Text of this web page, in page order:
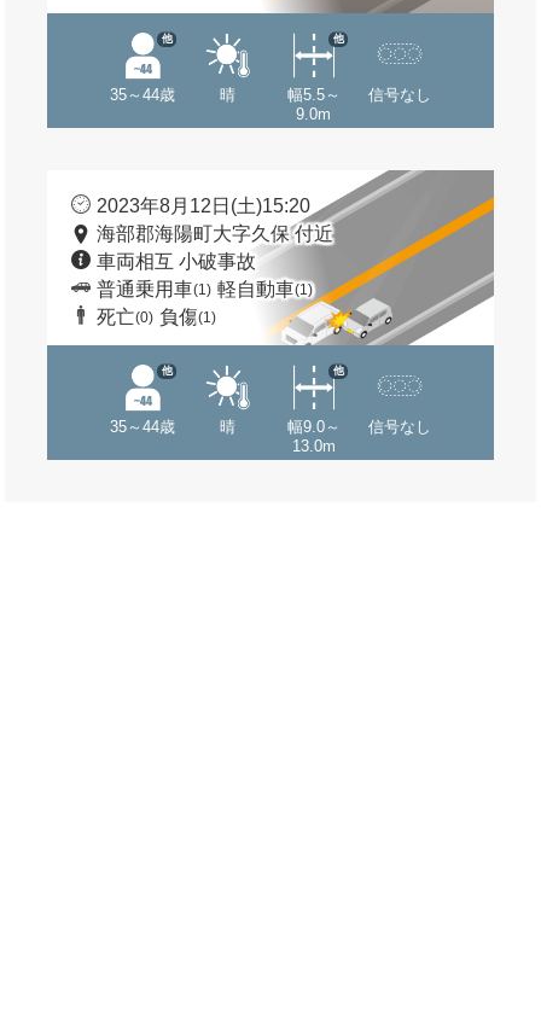
35～44歳
他
晴
幅5.5～
9.0m
他
信号なし
2023年8月12日(土)15:20
海部郡海陽町大字久保 付近
車両相互 小破事故
普通乗用車(1) 軽自動車(1)
死亡(0) 負傷(1)
35～44歳
他
晴
幅9.0～
13.0m
他
信号なし